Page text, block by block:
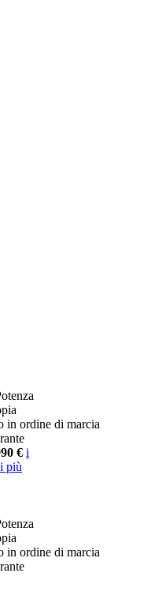
in ordine di marcia
€ i
più
in ordine di marcia